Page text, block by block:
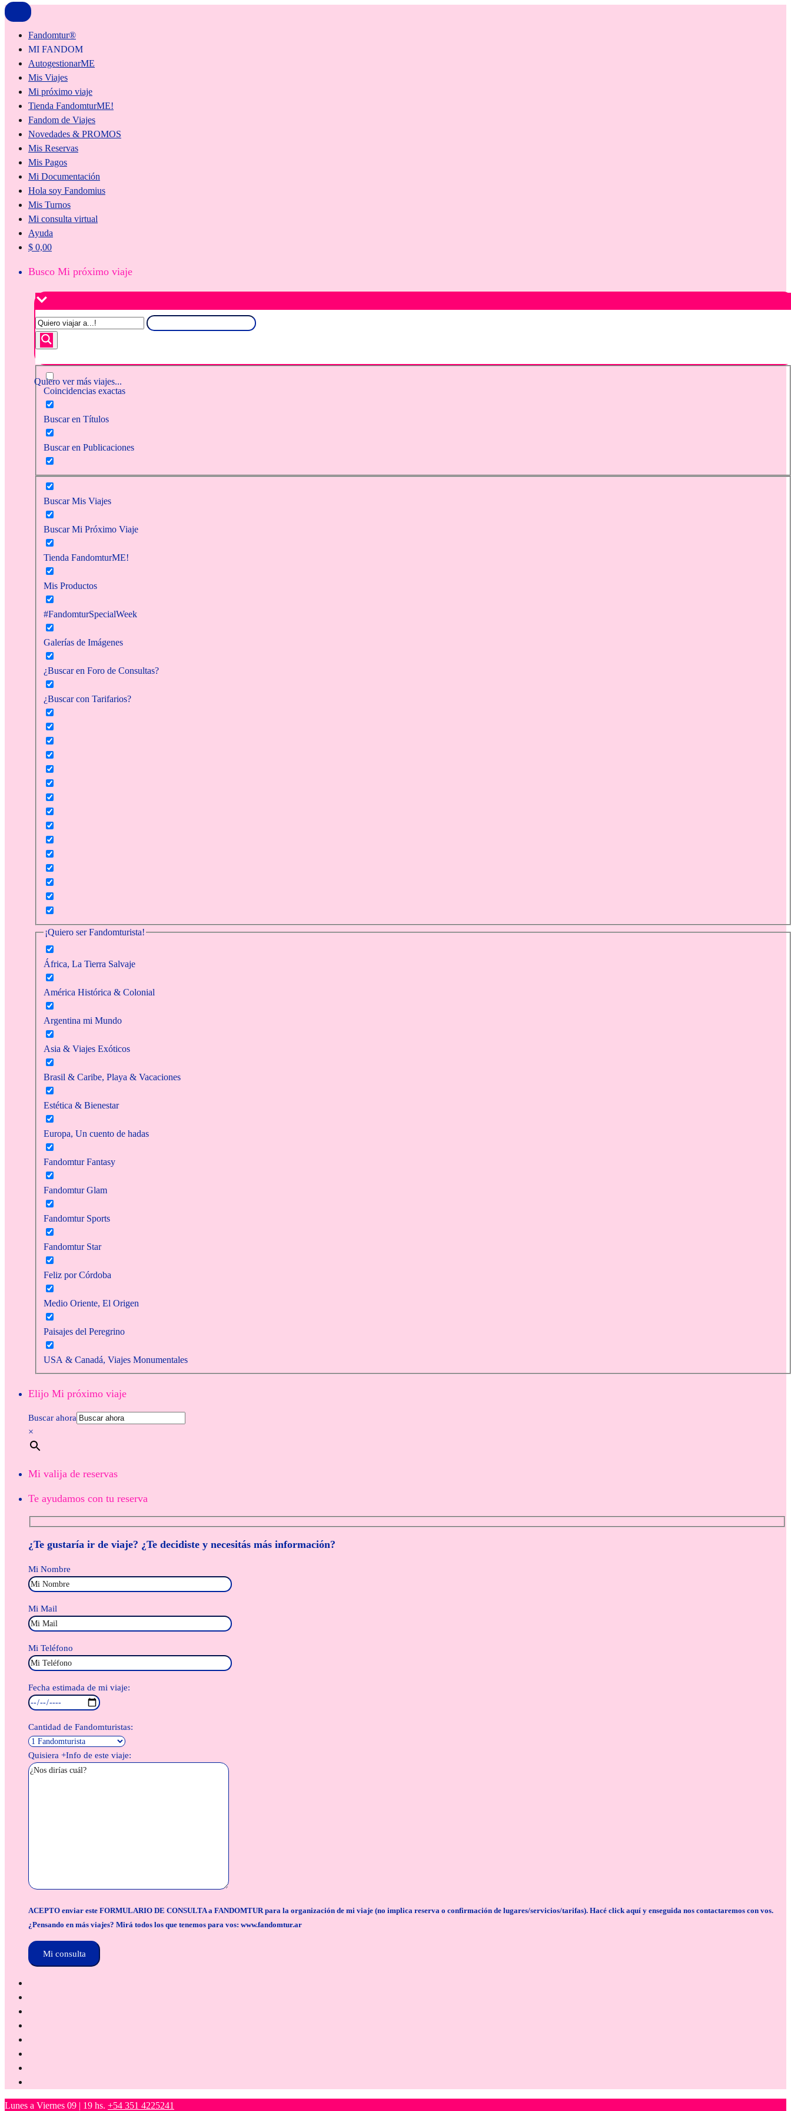
Fandomtur®
MI FANDOM
AutogestionarME
Mis Viajes
Mi próximo viaje
Tienda FandomturME!
Fandom de Viajes
Novedades & PROMOS
Mis Reservas
Mis Pagos
Mi Documentación
Hola soy Fandomius
Mis Turnos
Mi consulta virtual
Ayuda
$ 0,00
Busco Mi próximo viaje
Quiero ver más viajes...
Coincidencias exactas
Buscar en Títulos
Buscar en Publicaciones
Buscar Mis Viajes
Buscar Mi Próximo Viaje
Tienda FandomturME!
Mis Productos
#FandomturSpecialWeek
Galerías de Imágenes
¿Buscar en Foro de Consultas?
¿Buscar con Tarifarios?
¡Quiero ser Fandomturista!
África, La Tierra Salvaje
América Histórica & Colonial
Argentina mi Mundo
Asia & Viajes Exóticos
Brasil & Caribe, Playa & Vacaciones
Estética & Bienestar
Europa, Un cuento de hadas
Fandomtur Fantasy
Fandomtur Glam
Fandomtur Sports
Fandomtur Star
Feliz por Córdoba
Medio Oriente, El Origen
Paisajes del Peregrino
USA & Canadá, Viajes Monumentales
Elijo Mi próximo viaje
Buscar ahora
×
Mi valija de reservas
Te ayudamos con tu reserva
¿Te gustaría ir de viaje? ¿Te decidiste y necesitás más información?
Mi Nombre
Mi Mail
Mi Teléfono
Fecha estimada de mi viaje:
Cantidad de Fandomturistas:
Quisiera +Info de este viaje:
ACEPTO enviar este FORMULARIO DE CONSULTA a FANDOMTUR para la organización de mi viaje (no implica reserva o confirmación de lugares/servicios/tarifas). Hacé click aquí y enseguida nos contactaremos con vos.
¿Pensando en más viajes? Mirá todos los que tenemos para vos: www.fandomtur.ar
Lunes a Viernes 09 | 19 hs. +54 351 4225241